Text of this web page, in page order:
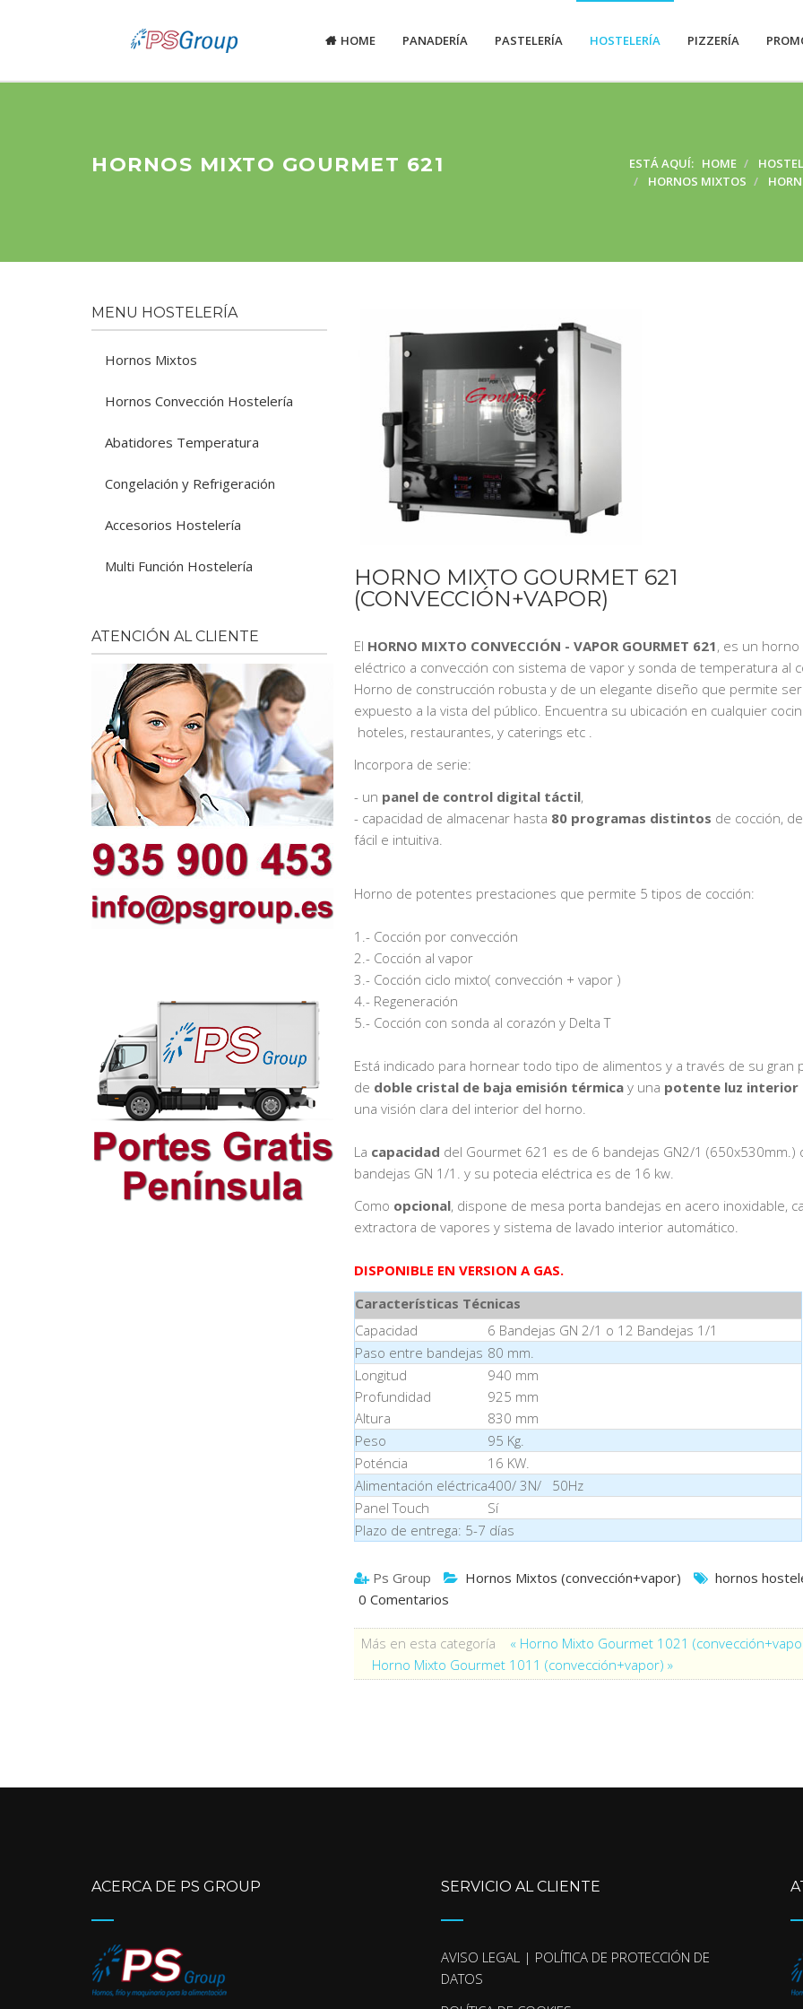
HOME PANADERÍA PASTELERÍA HOSTELERÍA PIZZERÍA
HORNOS MIXTO GOURMET 621 ESTÁ AQUÍ: HOME
HORNOS MIXTOS
HORNO MIXTO GOURMET 621
(CONVECCIÓN+VAPOR)
El HORNO MIXTO CONVECCIÓN - VAPOR GOURMET 621, es un horno
eléctrico a convección con sistema de vapor y sonda de temperatura al
Horno de construcción robusta y de un elegante diseño que permite ser
expuesto a la vista del público. Encuentra su ubicación en cualquier
hoteles, restaurantes, y caterings etc .
Incorpora de serie:
- un panel de control digital táctil,
- capacidad de almacenar hasta 80 programas distintos de cocción,
fácil e intuitiva.
Horno de potentes prestaciones que permite 5 tipos de cocción:
1.- Cocción por convección
2.- Cocción al vapor
3.- Cocción ciclo mixto( convección + vapor )
4.- Regeneración
5.- Cocción con sonda al corazón y Delta T
Está indicado para hornear todo tipo de alimentos y a través de su gran
de doble cristal de baja emisión térmicay una potente luz interior
una visión clara del interior del horno.
La capacidad del Gourmet 621 es de 6 bandejas GN2/1 (650x530mm.)
bandejas GN 1/1. y su potecia eléctrica es de 16 kw.
Como opcional, dispone de mesa porta bandejas en acero inoxidable,
extractora de vapores y sistema de lavado interior automático.
DISPONIBLE EN VERSION A GAS.
Características Técnicas
Capacidad
6 Bandejas GN 2/1 o 12 Bandejas 1/1
Paso entre bandejas 80 mm.
Longitud
Profundidad
Altura
940 mm
925 mm
830 mm
Peso
95 Kg.
Poténcia
16 KW.
Alimentación eléctrica400/ 3N/ 50Hz
Panel Touch
Sí
Plazo de entrega: 5-7 días
Ps Group Hornos Mixtos (convección+vapor)
hornos
0 Comentarios
Más en esta categoría
« Horno Mixto Gourmet 1021
Horno Mixto Gourmet 1011 (convección+vapor) »
MENU HOSTELERÍA
Hornos Mixtos
Hornos Convección Hostelería
Abatidores Temperatura
Congelación y Refrigeración
Accesorios Hostelería
Multi Función Hostelería
ATENCIÓN AL CLIENTE
ACERCA DE PS GROUP SERVICIO AL CLIENTE
AVISO LEGAL | POLÍTICA DE PROTECCIÓN DE
DATOS